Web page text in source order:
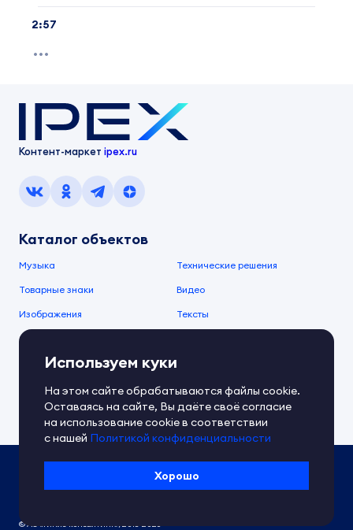
2:57
Контент-маркет ipex.ru
Каталог объектов
Музыка Технические решения
Товарные знаки Видео
Изображения Тексты
О компании
О сервисе
Документы IPEX Справочный центр
Контакты Обратная связь
© АО «Гимле консалтинг», 2018-2026
Политика IPEX по обработке ПД
Условия использования платформы
Используем куки
На этом сайте обрабатываются файлы cookie.
Оставаясь на сайте, Вы даёте своё согласие
на использование cookie в соответствии
с нашей Политикой конфиденциальности
Хорошо